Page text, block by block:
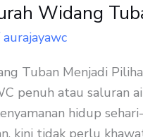
Widang
aurajayawc
Tuban Menjadi
penuh atau saluran
hidup
kini tidak perlu